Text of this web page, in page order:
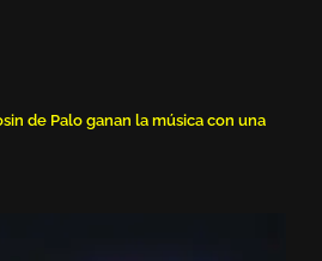
de Palo ganan la música con una